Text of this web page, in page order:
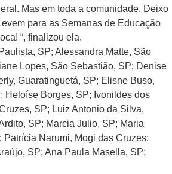
Mas em toda a comunidade. Deixo
para as Semanas de Educação
“, finalizou ela.
SP; Alessandra Matte, São
Lopes, São Sebastião, SP; Denise
Guaratinguetá, SP; Elisne Buso,
Heloíse Borges, SP; Ivonildes dos
SP; Luiz Antonio da Silva,
SP; Marcia Julio, SP; Maria
Narumi, Mogi das Cruzes;
SP; Ana Paula Masella, SP;